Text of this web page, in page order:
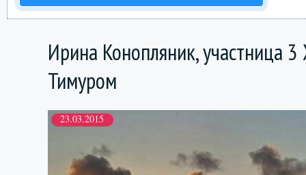
Ирина Конопляник, участница 3
Тимуром
23.03.2015